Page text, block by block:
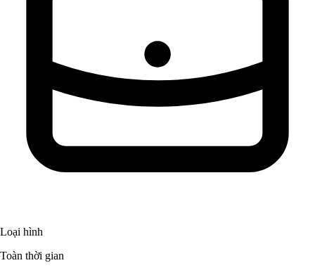
Loại hình
Toàn thời gian